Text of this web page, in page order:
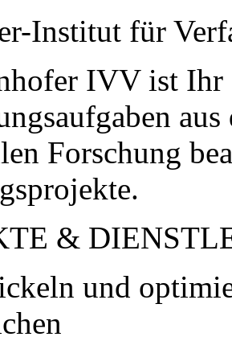
Institut für
IVV ist Ihr
Forschung
&
und